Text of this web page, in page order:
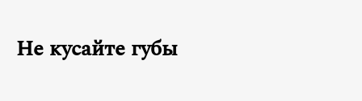
Не кусайте губы